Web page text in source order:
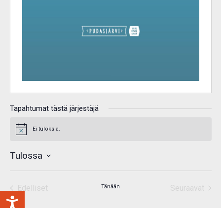
Tapahtumat tästä järjestäjä
Notice Ei tuloksia.
Tulossa
Valitse
päivä.Edelliset
Tänään
Seuraavat